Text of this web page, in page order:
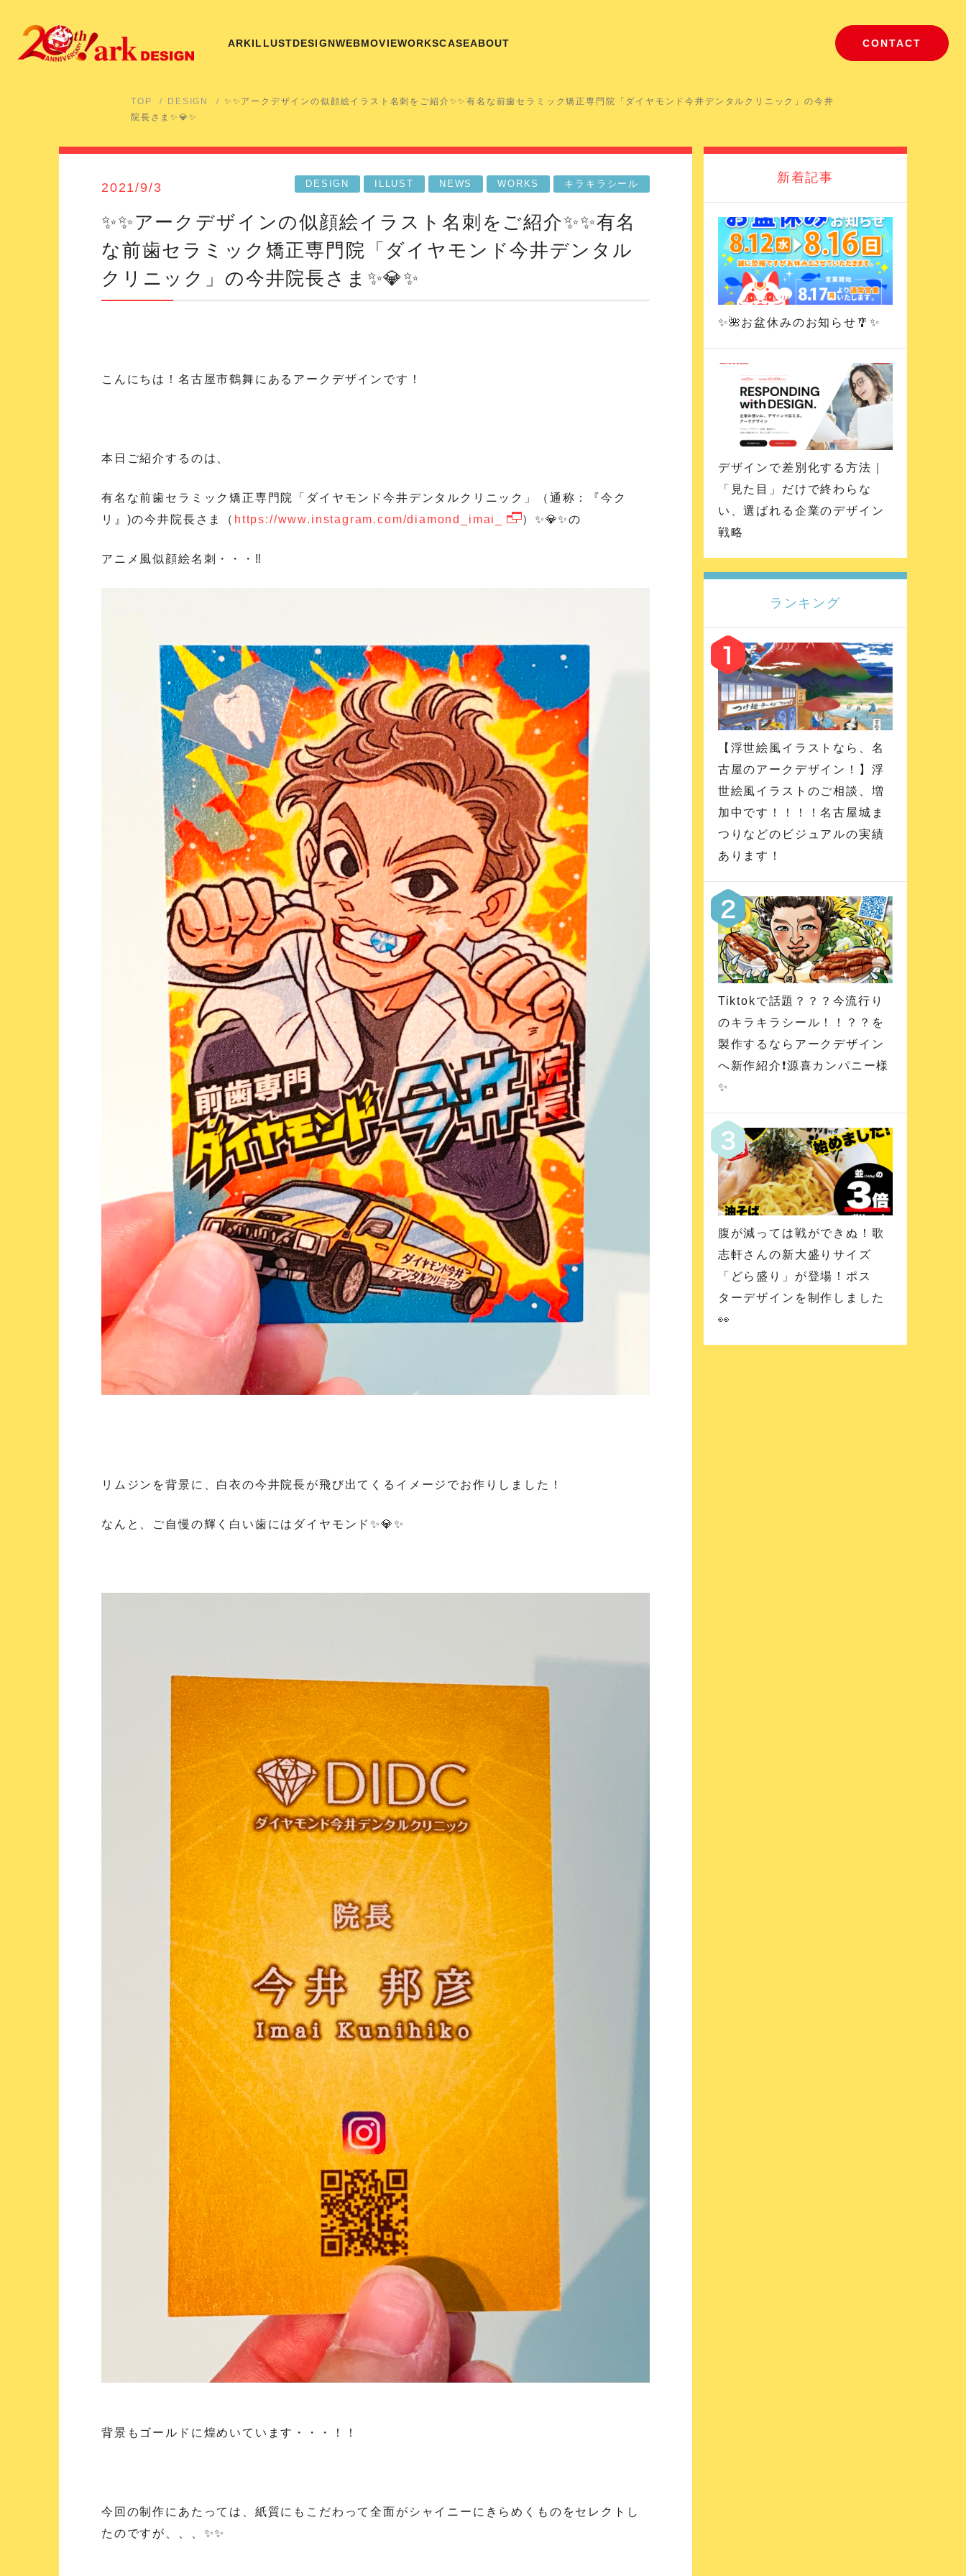
ARKILLUSTDESIGNWEBMOVIEWORKSCASEABOUT CONTACT
TOP DESIGN
✨✨アークデザインの似顔絵イラスト名刺をご紹介✨✨有名な前歯セラミック矯正専門院「ダイヤモンド今井デンタルクリニック」の今井
院長さま✨💎✨
2021/9/3 DESIGN ILLUST NEWS WORKS キラキラシール
✨✨アークデザインの似顔絵イラスト名刺をご紹介✨✨有名
な前歯セラミック矯正専門院「ダイヤモンド今井デンタル
クリニック」の今井院長さま✨💎✨
こんにちは！名古屋市鶴舞にあるアークデザインです！
本日ご紹介するのは、
有名な前歯セラミック矯正専門院「ダイヤモンド今井デンタルクリニック」（通称：『今ク
リ』)の今井院長さま（ https://www.instagram.com/diamond_imai_ ）✨💎✨の
アニメ風似顔絵名刺・・・‼️
リムジンを背景に、白衣の今井院長が飛び出てくるイメージでお作りしました！
なんと、ご自慢の輝く白い歯にはダイヤモンド✨💎✨
背景もゴールドに煌めいています・・・！！
今回の制作にあたっては、紙質にもこだわって全面がシャイニーにきらめくものをセレクトし
たのですが、、、✨✨
新着記事
✨🌺お盆休みのお知らせ🎐✨
デザインで差別化する方法｜
「見た目」だけで終わらな
い、選ばれる企業のデザイン
戦略
ランキング
【浮世絵風イラストなら、名
古屋のアークデザイン！】浮
世絵風イラストのご相談、増
加中です！！！！名古屋城ま
つりなどのビジュアルの実績
あります！
Tiktokで話題？？？今流行り
のキラキラシール！！？？を
製作するならアークデザイン
へ新作紹介❗️源喜カンパニー様
✨
腹が減っては戦ができぬ！歌
志軒さんの新大盛りサイズ
「どら盛り」が登場！ポス
ターデザインを制作しました
👀